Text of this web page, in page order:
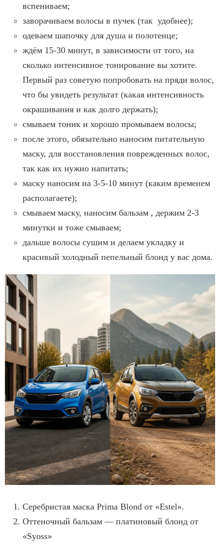
вспениваем;
заворачиваем волосы в пучек (так удобнее);
одеваем шапочку для душа и полотенце;
ждём 15-30 минут, в зависимости от того, на
сколько интенсивное тонирование вы хотите.
Первый раз советую попробовать на пряди волос,
что бы увидеть результат (какая интенсивность
окрашивания и как долго держать);
смываем тоник и хорошо промываем волосы;
после этого, обязательно наносим питательную
маску, для восстановления поврежденных волос,
так как их нужно напитать;
маску наносим на 3-5-10 минут (каким временем
располагаете);
смываем маску, наносим бальзам , держим 2-3
минутки и тоже смываем;
дальше волосы сушим и делаем укладку и
красивый холодный пепельный блонд у вас дома.
Серебристая маска Prima Blond от «Estel».
Оттеночный бальзам — платиновый блонд от
«Syoss»